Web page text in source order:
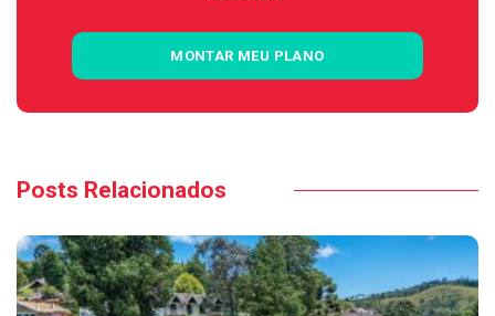
MONTAR MEU PLANO
Posts Relacionados